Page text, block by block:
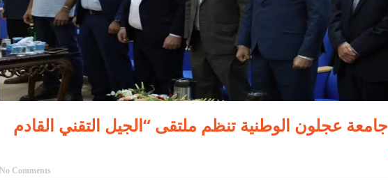
جامعة عجلون الوطنية تنظم ملتقى “الجيل التقني القادم – NextGen Tech” لتعزيز
No Comments